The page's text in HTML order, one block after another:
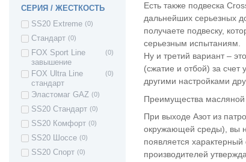
СЕРИЯ / ЖЕСТКОСТЬ
SS20 Extreme (0)
Стандарт (0)
FOX Sport Line
завышение
(0)
FOX Ultra Line
стандарт
(0)
Эластомаг GAZ (0)
SS20 Стандарт (0)
SS20 Комфорт (0)
SS20 Шоссе (0)
SS20 Спорт (0)
Есть также подвеска
дальнейших серьезных
получаете подвеску,
серьезным испытаниям.
Ну и третий вариант –
(сжатие и отбой) за счет
другими настройками
Преимущества масляной
При выходе Азот из
окружающей среды), вы
появляется
производителей